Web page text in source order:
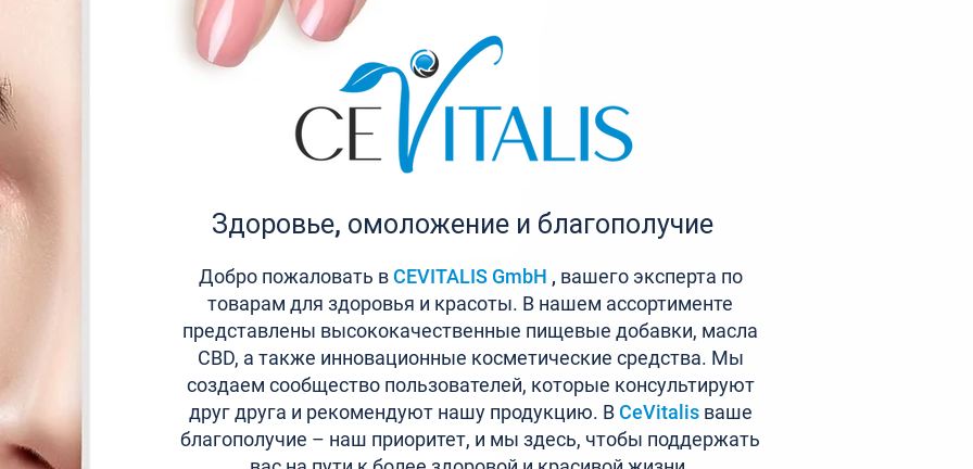
Здоровье, омоложение и благополучие
Добро пожаловать вCEVITALIS GmbH , вашего эксперта по
товарам для здоровья и красоты. В нашем ассортименте
представлены высококачественные пищевые добавки, масла
CBD, а также инновационные косметические средства. Мы
создаем сообщество пользователей, которые консультируют
друг друга и рекомендуют нашу продукцию. ВCeVitalisваше
благополучие – наш приоритет, и мы здесь, чтобы поддержать